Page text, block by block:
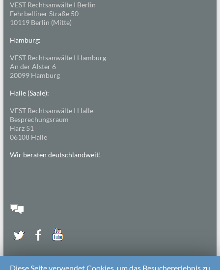
VEST Rechtsanwälte I Berlin
Fehrbelliner Straße 50
10119 Berlin (Mitte)
Hamburg:
VEST Rechtsanwälte I Hamburg
An der Alster 6
20099 Hamburg
Halle (Saale):
VEST Rechtsanwälte I Halle
Besprechungsraum
Harz 51
06108 Halle
Wir beraten deutschlandweit!
Diese Seite verwendet Cookies, um das Besuchererlebnis zu